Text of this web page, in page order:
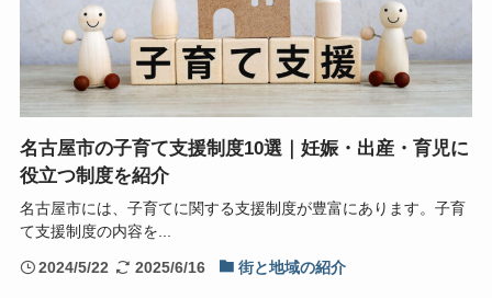
名古屋市の子育て支援制度10選｜妊娠・出産・育児に
役立つ制度を紹介
名古屋市には、子育てに関する支援制度が豊富にあります。子育
て支援制度の内容を...
2024/5/22 2025/6/16 街と地域の紹介